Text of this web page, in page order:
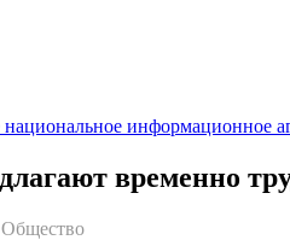
временно
Общество